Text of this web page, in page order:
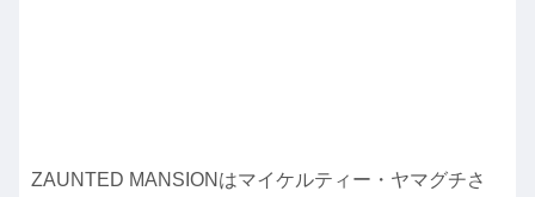
ZAUNTED MANSIONはマイケルティー・ヤマグチさ